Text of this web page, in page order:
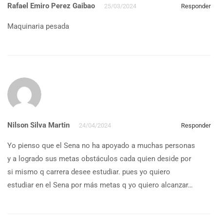
Rafael Emiro Perez Gaibao 25/03/2024 Responder
Maquinaria pesada
Nilson Silva Martin 24/04/2024 Responder
Yo pienso que el Sena no ha apoyado a muchas personas
y a logrado sus metas obstáculos cada quien deside por
si mismo q carrera desee estudiar. pues yo quiero
estudiar en el Sena por más metas q yo quiero alcanzar…